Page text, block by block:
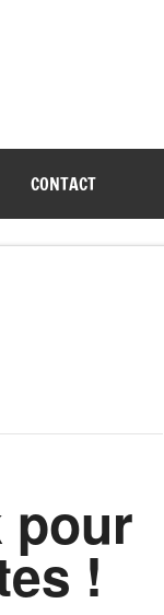
CONTACT
pour
!